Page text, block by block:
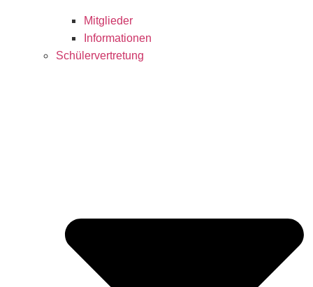
Mitglieder
Informationen
Schülervertretung